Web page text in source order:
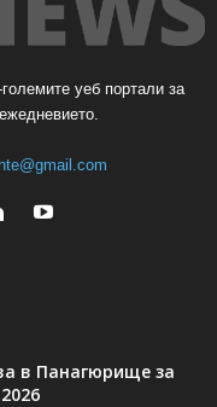
уеб портали за
в Панагюрище за